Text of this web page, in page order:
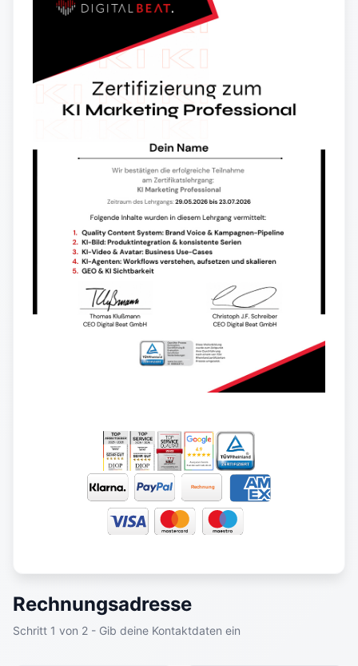
Rechnungsadresse
Schritt 1 von 2 - Gib deine Kontaktdaten ein